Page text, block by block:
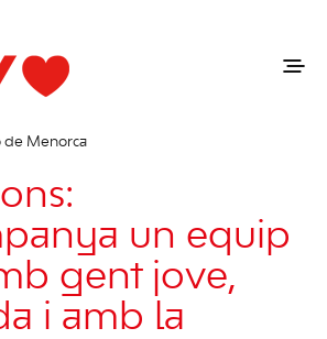
de Menorca
un equip
gent jove,
i amb la